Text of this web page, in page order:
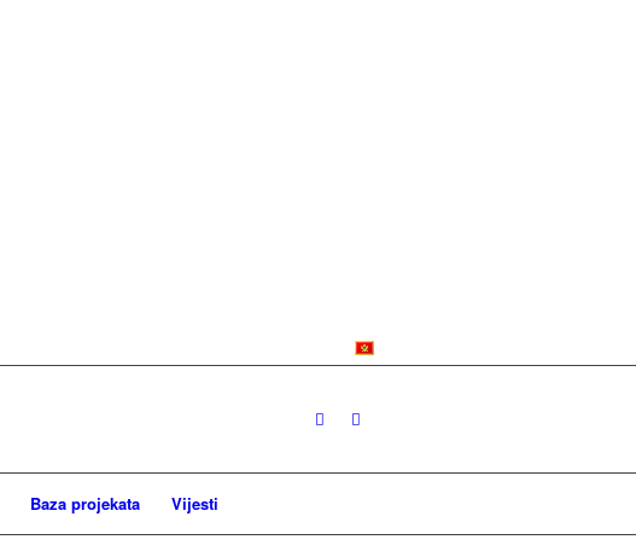
Baza projekata Vijesti